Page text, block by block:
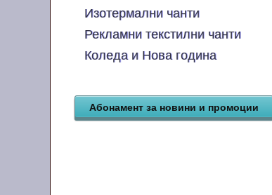
Изотермални чанти
Рекламни текстилни чанти
Коледа и Нова година